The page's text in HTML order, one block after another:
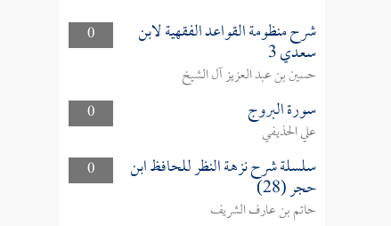
0 شرح منظومة القواعد الفقهية لابن
سعدي 3
حسين بن عبد العزيز آل الشيخ
0
سورة البروج
علي الحذيفي
0
سلسلة شرح نزهة النظر للحافظ ابن
حجر (28)
حاتم بن عارف الشريف